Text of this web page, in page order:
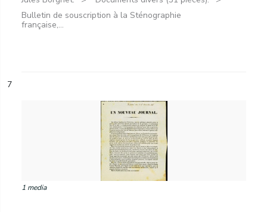
Bulletin de souscription à la Sténographie
française,...
7
1 media